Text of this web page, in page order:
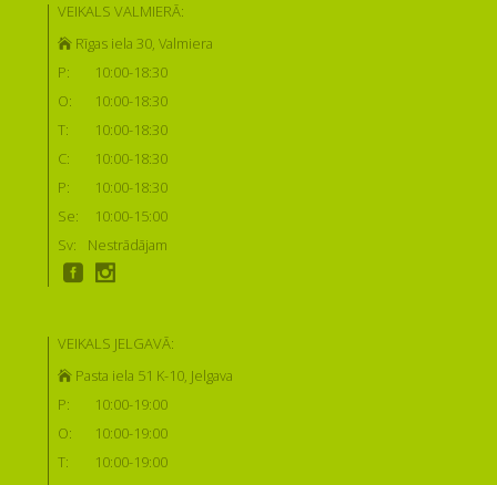
VEIKALS VALMIERĀ:
Rīgas iela 30, Valmiera
P:
10:00-18:30
O:
10:00-18:30
T:
10:00-18:30
C:
10:00-18:30
P:
10:00-18:30
Se:
10:00-15:00
Sv:
Nestrādājam
VEIKALS JELGAVĀ:
Pasta iela 51 K-10, Jelgava
P:
10:00-19:00
O:
10:00-19:00
T:
10:00-19:00